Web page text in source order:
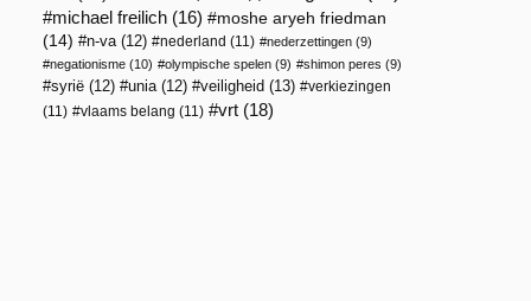
michael freilich (16)
moshe aryeh friedman
(14)
n-va(12) nederland (11) nederzettingen (9)
negationisme (10) olympische spelen (9) shimon peres (9)
syrië (12) unia(12) veiligheid (13)
verkiezingen
(11)
vlaams belang (11) vrt (18)